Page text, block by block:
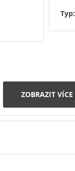
Typ:
ZOBRAZIT VÍCE